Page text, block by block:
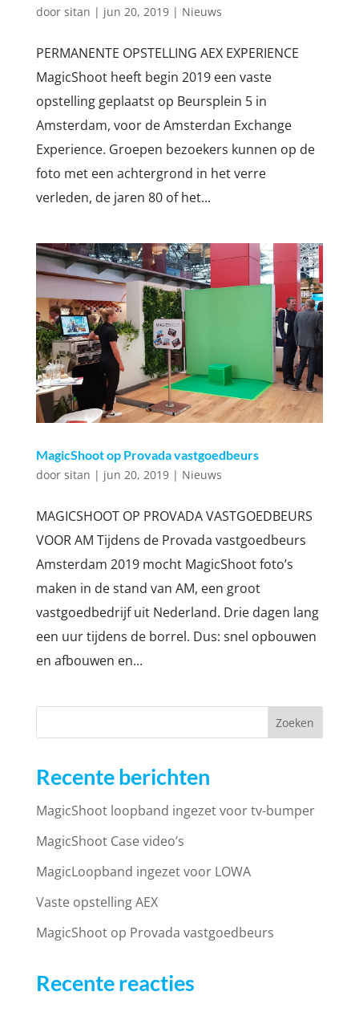
door sitan | jun 20, 2019| Nieuws
PERMANENTE OPSTELLING AEX EXPERIENCE
MagicShoot heeft begin 2019 een vaste
opstelling geplaatst op Beursplein 5 in
Amsterdam, voor de Amsterdan Exchange
Experience. Groepen bezoekers kunnen op de
foto met een achtergrond in het verre
verleden, de jaren 80 of het...
MagicShoot op Provada vastgoedbeurs
door sitan | jun 20, 2019| Nieuws
MAGICSHOOT OP PROVADA VASTGOEDBEURS
VOOR AM Tijdens de Provada vastgoedbeurs
Amsterdam 2019 mocht MagicShoot foto’s
maken in de stand van AM, een groot
vastgoedbedrijf uit Nederland. Drie dagen lang
een uur tijdens de borrel. Dus: snel opbouwen
en afbouwen en...
Recente berichten
MagicShoot loopband ingezet voor tv-bumper
MagicShoot Case video’s
MagicLoopband ingezet voor LOWA
Vaste opstelling AEX
MagicShoot op Provada vastgoedbeurs
Recente reacties